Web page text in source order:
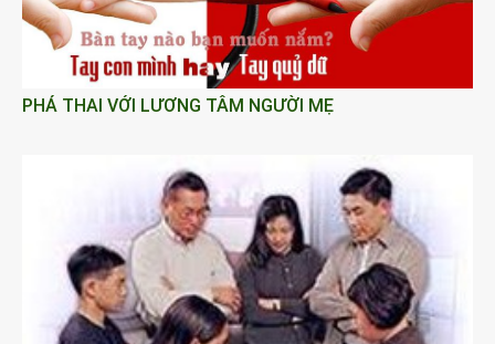
PHÁ THAI VỚI LƯƠNG TÂM NGƯỜI MẸ